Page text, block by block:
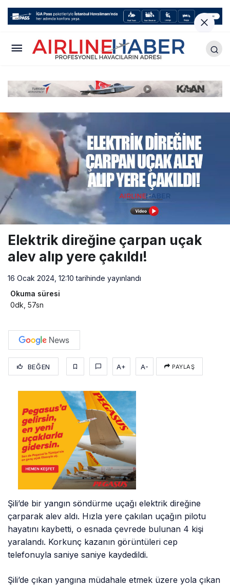
Elektrik direğine çarpan uçak
alev alıp yere çakıldı!
16 Ocak 2024, 12:10 tarihinde yayınlandı
Okuma süresi
0dk, 57sn
BEĞEN A+ A- PAYLAŞ
Şili’de bir yangın söndürme uçağı elektrik direğine
çarparak alev aldı. Hızla yere çakılan uçağın pilotu
hayatını kaybetti, o esnada çevrede bulunan 4 kişi
yaralandı. Korkunç kazanın görüntüleri cep
telefonuyla saniye saniye kaydedildi.
Şili’de çıkan yangına müdahale etmek üzere yola çıkan